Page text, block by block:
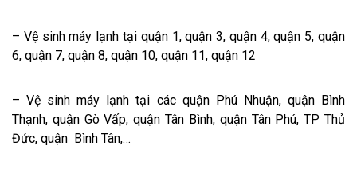
– Vệ sinh máy lạnh tại quận 1, quận 3, quận 4, quận 5, quận
6, quận 7, quận 8, quận 10, quận 11, quận 12
– Vệ sinh máy lạnh tại các quận Phú Nhuận, quận Bình
Thạnh, quận Gò Vấp, quận Tân Bình, quận Tân Phú, TP Thủ
Đức, quận Bình Tân,…